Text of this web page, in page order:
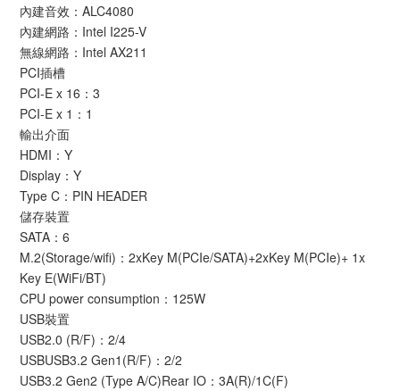
內建音效：ALC4080
內建網路：Intel I225-V
無線網路：Intel AX211
PCI插槽
PCI-E x 16：3
PCI-E x 1：1
輸出介面
HDMI：Y
Display：Y
Type C：PIN HEADER
儲存裝置
SATA：6
M.2(Storage/wifi)：2xKey M(PCIe/SATA)+2xKey M(PCIe)+ 1x
Key E(WiFi/BT)
CPU power consumption：125W
USB裝置
USB2.0 (R/F)：2/4
USBUSB3.2 Gen1(R/F)：2/2
USB3.2 Gen2 (Type A/C)Rear IO：3A(R)/1C(F)